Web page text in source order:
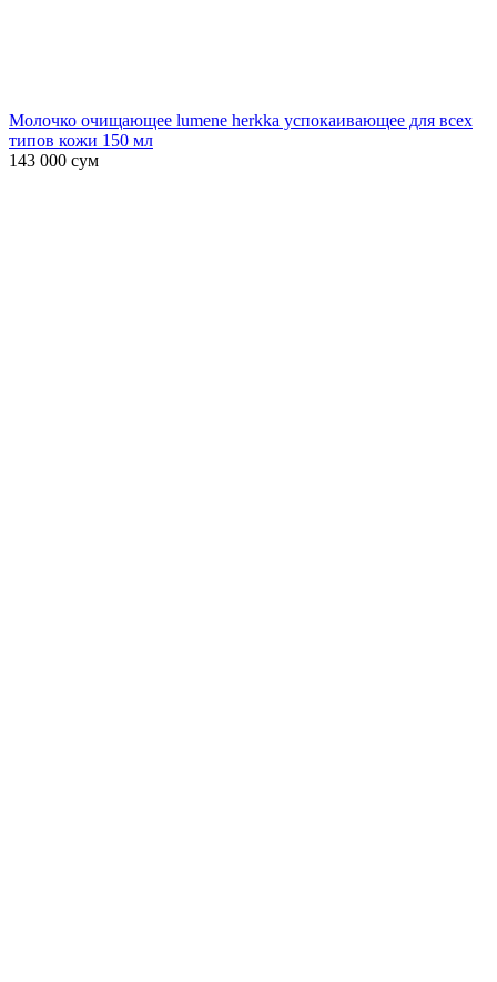
Молочко очищающее lumene herkka успокаивающее для всех
типов кожи 150 мл
143 000 сум